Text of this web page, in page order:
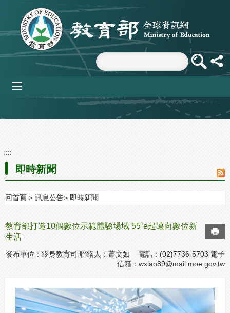
跳到主要內容區塊
:::
即時新聞
回首頁 訊息公告 即時新聞
教育部打造10個數位示範體驗場域 55⁺e起邁向數位新
生活
發布單位：終身教育司 聯絡人：蕭文如 電話：(02)7736-5703 電子
信箱： wxiao89@mail.moe.gov.tw